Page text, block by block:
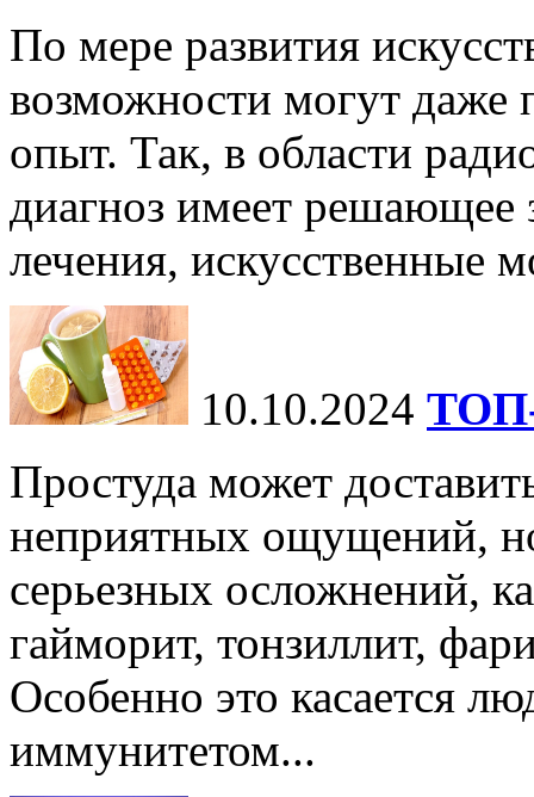
По мере развития
возможности могут даже
опыт. Так, в области
диагноз имеет решающее
лечения, искусственные
10.10.2024 ТОП-
Простуда может
неприятных ощущений,
серьезных осложнений,
гайморит, тонзиллит,
Особенно это касается
иммунитетом...